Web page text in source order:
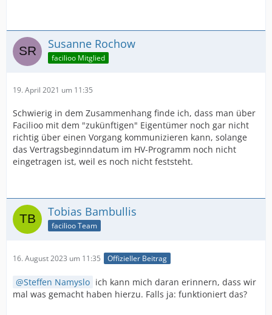
Susanne Rochow
facilioo Mitglied
19. April 2021 um 11:35
Schwierig in dem Zusammenhang finde ich, dass man über
Facilioo mit dem "zukünftigen" Eigentümer noch gar nicht
richtig über einen Vorgang kommunizieren kann, solange
das Vertragsbeginndatum im HV-Programm noch nicht
eingetragen ist, weil es noch nicht feststeht.
Tobias Bambullis
facilioo Team
16. August 2023 um 11:35 Offizieller Beitrag
Steffen Namyslo ich kann mich daran erinnern, dass wir
mal was gemacht haben hierzu. Falls ja: funktioniert das?